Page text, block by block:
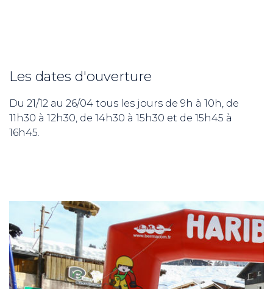
Les dates d'ouverture
Du 21/12 au 26/04 tous les jours de 9h à 10h, de
11h30 à 12h30, de 14h30 à 15h30 et de 15h45 à
16h45.